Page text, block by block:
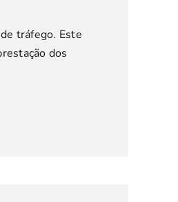
tráfego. Este
dos